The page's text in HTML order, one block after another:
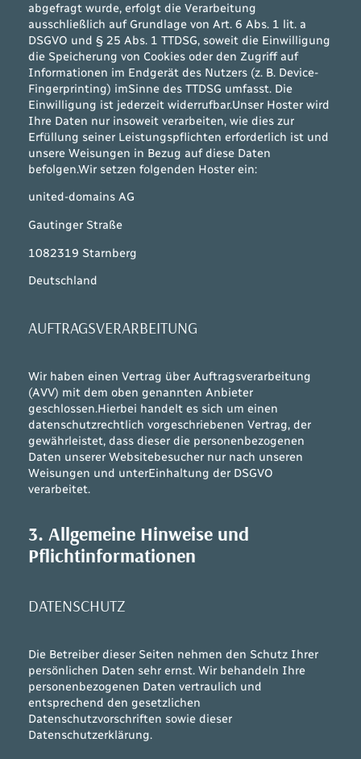
abgefragt wurde, erfolgt die Verarbeitung
ausschließlich auf Grundlage von Art. 6 Abs. 1 lit. a
DSGVO und § 25 Abs. 1 TTDSG, soweit die Einwilligung
die Speicherung von Cookies oder den Zugriff auf
Informationen im Endgerät des Nutzers (z. B. Device-
Fingerprinting) imSinne des TTDSG umfasst. Die
Einwilligung ist jederzeit widerrufbar.Unser Hoster wird
Ihre Daten nur insoweit verarbeiten, wie dies zur
Erfüllung seiner Leistungspflichten erforderlich ist und
unsere Weisungen in Bezug auf diese Daten
befolgen.Wir setzen folgenden Hoster ein:
united-domains AG
Gautinger Straße
1082319 Starnberg
Deutschland
AUFTRAGSVERARBEITUNG
Wir haben einen Vertrag über Auftragsverarbeitung
(AVV) mit dem oben genannten Anbieter
geschlossen.Hierbei handelt es sich um einen
datenschutzrechtlich vorgeschriebenen Vertrag, der
gewährleistet, dass dieser die personenbezogenen
Daten unserer Websitebesucher nur nach unseren
Weisungen und unterEinhaltung der DSGVO
verarbeitet.
3. Allgemeine Hinweise und
Pflichtinformationen
DATENSCHUTZ
Die Betreiber dieser Seiten nehmen den Schutz Ihrer
persönlichen Daten sehr ernst. Wir behandeln Ihre
personenbezogenen Daten vertraulich und
entsprechend den gesetzlichen
Datenschutzvorschriften sowie dieser
Datenschutzerklärung.